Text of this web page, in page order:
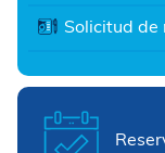
Solicitud de